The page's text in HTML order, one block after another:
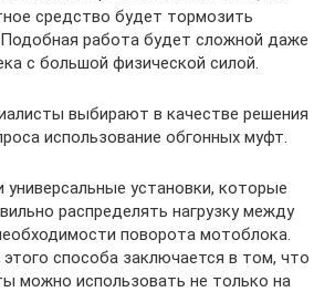
средство будет тормозить
Подобная работа будет сложной даже
с большой физической силой.
выбирают в качестве решения
использование обгонных муфт.
установки, которые
распределять нагрузку между
поворота мотоблока.
этого способа заключается в том, что
можно использовать не только на